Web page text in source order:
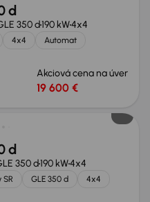
d
350 d190 kW4x4
4x4
Automat
Akciová cena na úver
19 600 €
d
350 d190 kW4x4
GLE 350 d
4x4